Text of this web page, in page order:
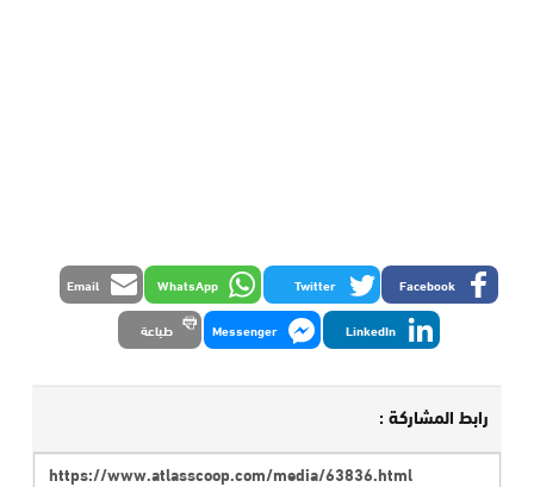
Facebook
Twitter
WhatsApp
Email
LinkedIn
Messenger طباعة
رابط المشاركة :